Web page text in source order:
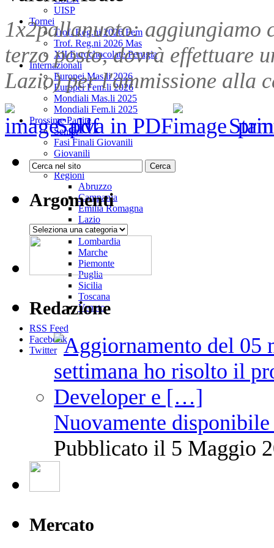
UISP
Tornei
Trof. Reg.ni 2026 Fem
Trof. Reg.ni 2026 Mas
XII Eurochocolate Perugia
Internazionali
Europei Mas.li 2026
Europei Fem.li 2026
Mondiali Mas.li 2025
Mondiali Fem.li 2025
Prossime Partite
Senior
Fasi Finali Giovanili
Giovanili
Enti Prom. Sportiva
Regioni
Abruzzo
Campania
Emilia Romagna
Lazio
Liguria
Lombardia
Marche
Piemonte
Puglia
Sicilia
Toscana
Veneto
RSS Feed
Facebook
Twitter
1x2pallanuoto: aggiungiamo
terzo posto, dovrà effettuare
Lazio) per l'ammissione alla
Salva in PDF
Argomenti
Argomenti
Redazione
Nuovamente
Pubblicato il 5 Maggio
Mercato